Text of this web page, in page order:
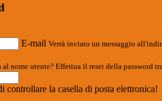
E-mail Verrà inviato un messaggio
nome utente? Effettua il reset della password
controllare la casella di posta elettronica!